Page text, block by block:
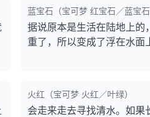
蓝宝石（宝可梦 红宝石／蓝宝石
据说原本是生活在陆地上的
重了，所以变成了浮在水面
火红（宝可梦 火红／叶绿）
会走来走去寻找清水。如果